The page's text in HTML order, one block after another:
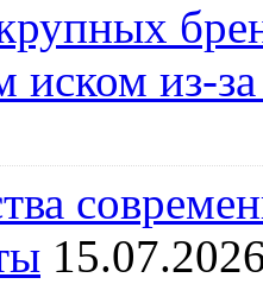
иском из-